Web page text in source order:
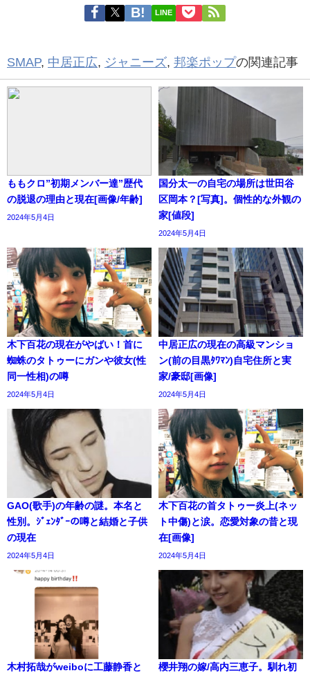
LINE
SMAP, 中居正広 ジャニーズ 邦楽ポップの関連記事
ももクロ”初期メンバー達”歴代
の脱退の理由と現在[画像/年齢]
2024年5月4日
国分太一の自宅の場所は世田谷
区岡本？[写真]。個性的な外観の
家[値段]
2024年5月4日
木下百花の現在がやばい！首に
蜘蛛のタトゥーにガンや彼女(性
同一性相)の噂
2024年5月4日
中居正広の現在の高級マンショ
ン(前の目黒ﾀﾜﾏﾝ)自宅住所と実
家/豪邸[画像]
2024年5月4日
GAO(歌手)の年齢の謎。本名と
性別。ｼﾞｪﾝﾀﾞｰの噂と結婚と子供
の現在
2024年5月4日
木下百花の首タトゥー炎上(ネッ
ト中傷)と涙。恋愛対象の昔と現
在[画像]
2024年5月4日
木村拓哉がweiboに工藤静香と
櫻井翔の嫁/高内三恵子。馴れ初